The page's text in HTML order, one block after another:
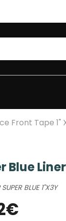
Front Tape 1"
Blue
SUPER BLUE 1"X3Y